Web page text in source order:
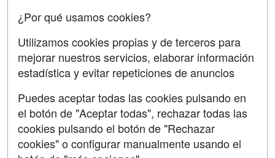
Contactar
Confidencialidad
Copyleft
SÍGUENOS EN:
¿Por qué usamos cookies?
Utilizamos cookies propias y de terceros para
mejorar nuestros servicios, elaborar información
estadística y evitar repeticiones de anuncios
Puedes aceptar todas las cookies pulsando en
el botón de "Aceptar todas", rechazar todas las
cookies pulsando el botón de "Rechazar
cookies" o configurar manualmente usando el